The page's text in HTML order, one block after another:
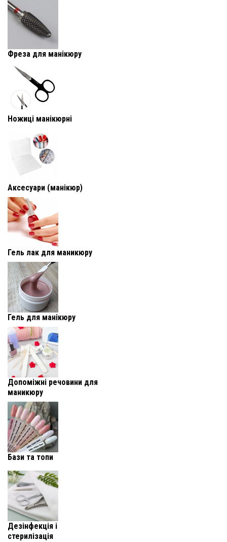
Фреза для манікюру
Ножиці манікюрні
Аксесуари (манікюр)
Гель лак для маникюру
Гель для манікюру
Допоміжні речовини для
маникюру
Бази та топи
Дезінфекція і
стерилізація